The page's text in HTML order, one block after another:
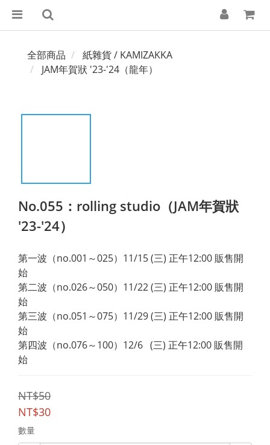
全部商品
紙雜貨 / KAMIZAKKA
JAM年賀狀 '23-'24（龍年）
No.055：rolling studio（JAM年賀狀
'23-'24）
第一波（no.001～025）11/15 (三) 正午12:00 販售開
始
第二波（no.026～050）11/22 (三) 正午12:00 販售開
始
第三波（no.051～075）11/29 (三) 正午12:00 販售開
始
第四波（no.076～100）12/6   (三) 正午12:00 販售開
始
NT$50
NT$30
數量